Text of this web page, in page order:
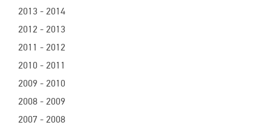
2013 - 2014
2012 - 2013
2011 - 2012
2010 - 2011
2009 - 2010
2008 - 2009
2007 - 2008